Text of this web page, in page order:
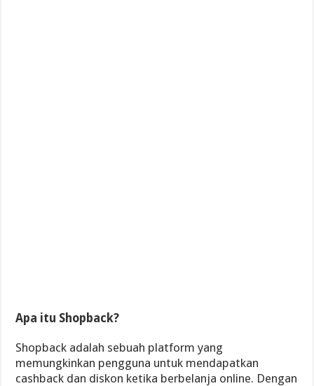
Apa itu Shopback?
Shopback adalah sebuah platform yang
memungkinkan pengguna untuk mendapatkan
cashback dan diskon ketika berbelanja online. Dengan